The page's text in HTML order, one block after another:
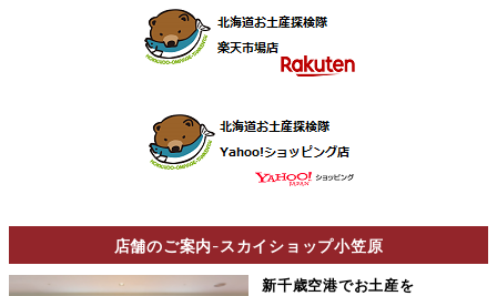
店舗のご案内-スカイショップ小笠原
新千歳空港でお土産を